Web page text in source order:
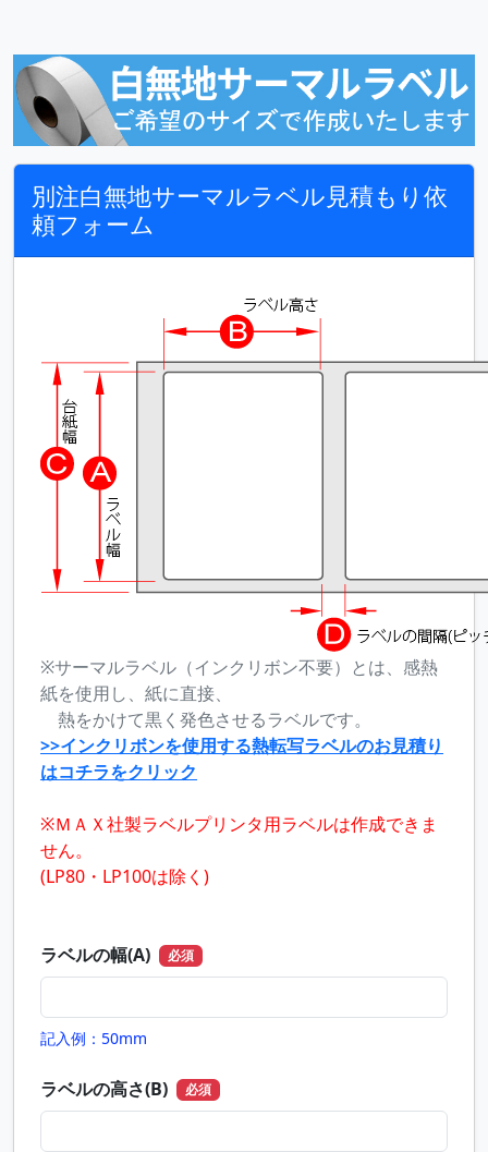
別注白無地サーマルラベル見積もり依
頼フォーム
※サーマルラベル（インクリボン不要）とは、感熱
紙を使用し、紙に直接、
熱をかけて黒く発色させるラベルです。
>>インクリボンを使用する熱転写ラベルのお見積り
はコチラをクリック
※ＭＡＸ社製ラベルプリンタ用ラベルは作成できま
せん。
(LP80・LP100は除く)
ラベルの幅(A) 必須
記入例：50mm
ラベルの高さ(B) 必須